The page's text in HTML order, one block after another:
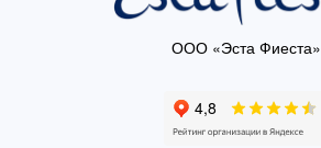
ООО «Эста Фиеста»